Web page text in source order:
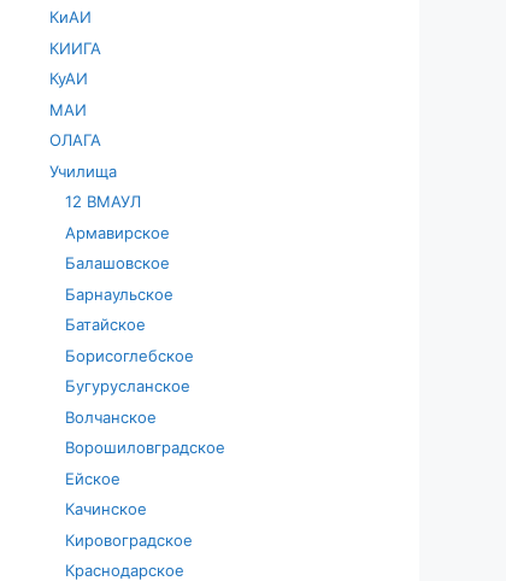
КиАИ
КИИГА
КуАИ
МАИ
ОЛАГА
Училища
12 ВМАУЛ
Армавирское
Балашовское
Барнаульское
Батайское
Борисоглебское
Бугурусланское
Волчанское
Ворошиловградское
Ейское
Качинское
Кировоградское
Краснодарское